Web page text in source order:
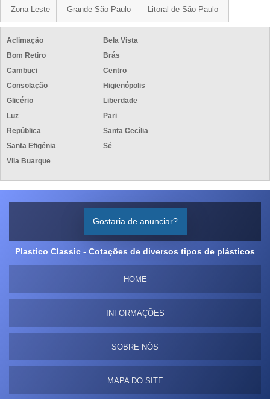
Zona Leste Grande São Paulo Litoral de São Paulo
Aclimação
Bela Vista
Bom Retiro
Brás
Cambuci
Centro
Consolação
Higienópolis
Glicério
Liberdade
Luz
Pari
República
Santa Cecília
Santa Efigênia
Sé
Vila Buarque
Gostaria de anunciar?
Plastico Classic - Cotações de diversos tipos de plásticos
HOME
INFORMAÇÕES
SOBRE NÓS
MAPA DO SITE